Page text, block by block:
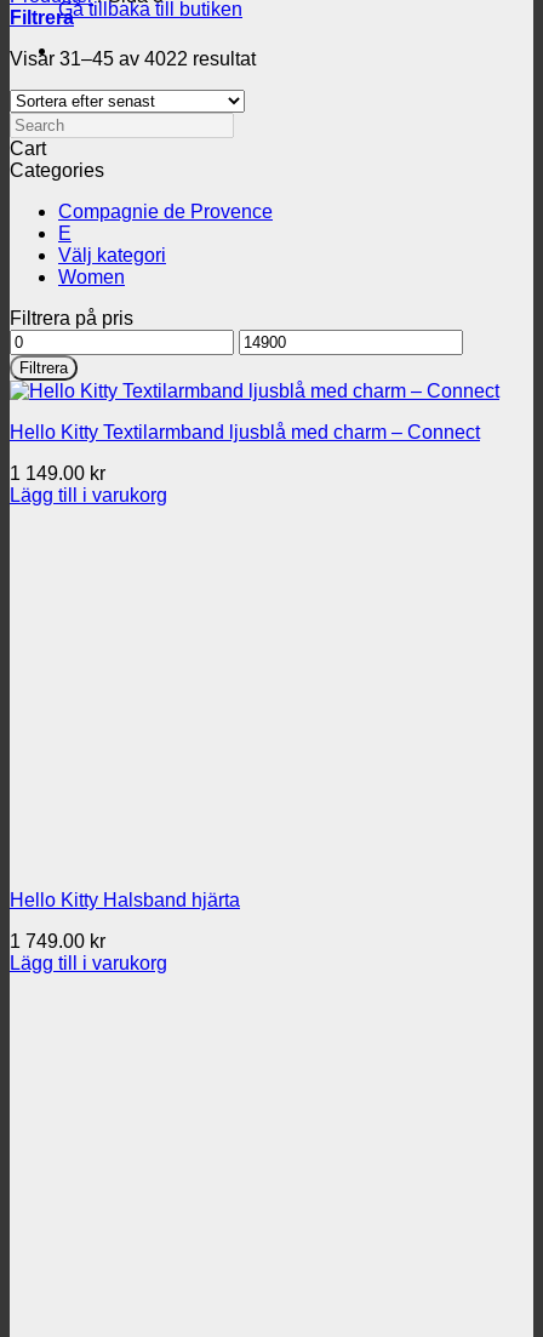
Gå tillbaka till butiken
Filtrera
Visar 31–45 av 4022 resultatSortera
Search
Cart
Categories
Compagnie de Provence
E
Välj kategori
Women
Filtrera på pris
Min
pris
Max
pris
Filtrera
Hello Kitty Textilarmband ljusblå med charm – Connect
1 149.00 kr
Lägg till i varukorg
Hello Kitty Halsband hjärta
1 749.00 kr
Lägg till i varukorg